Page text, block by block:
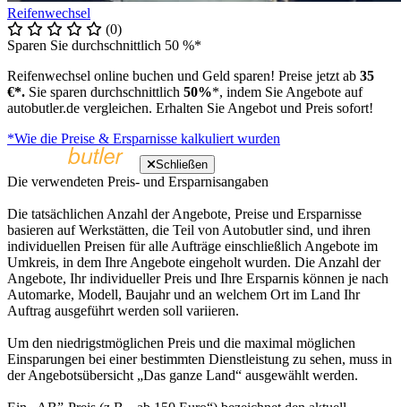
Reifenwechsel
(0)
Sparen Sie durchschnittlich 50 %*
Reifenwechsel online buchen und Geld sparen! Preise jetzt ab 35
€*. Sie sparen durchschnittlich 50%*, indem Sie Angebote auf
autobutler.de vergleichen. Erhalten Sie Angebot und Preis sofort!
*Wie die Preise & Ersparnisse kalkuliert wurden
Schließen
Die verwendeten Preis- und Ersparnisangaben
Die tatsächlichen Anzahl der Angebote, Preise und Ersparnisse
basieren auf Werkstätten, die Teil von Autobutler sind, und ihren
individuellen Preisen für alle Aufträge einschließlich Angebote im
Umkreis, in dem Ihre Angebote eingeholt wurden. Die Anzahl der
Angebote, Ihr individueller Preis und Ihre Ersparnis können je nach
Automarke, Modell, Baujahr und an welchem Ort im Land Ihr
Auftrag ausgeführt werden soll variieren.
Um den niedrigstmöglichen Preis und die maximal möglichen
Einsparungen bei einer bestimmten Dienstleistung zu sehen, muss in
der Angebotsübersicht „Das ganze Land“ ausgewählt werden.